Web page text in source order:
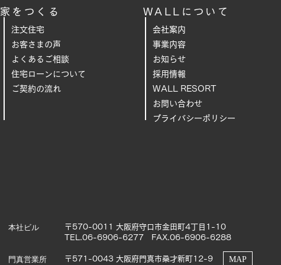
家をつくる
注文住宅
お客さまの声
よくあるご相談
住宅ローンについて
ご契約の流れ
WALLについて
会社案内
事業内容
お知らせ
採用情報
WALL RESORT
お問い合わせ
プライバシーポリシー
本社ビル
門真営業所
〒570-0011 大阪府守口市金田町4丁目1-10
TEL.06-6906-6277 FAX.06-6906-6288
〒571-0043 大阪府門真市桑才新町12-9 MAP